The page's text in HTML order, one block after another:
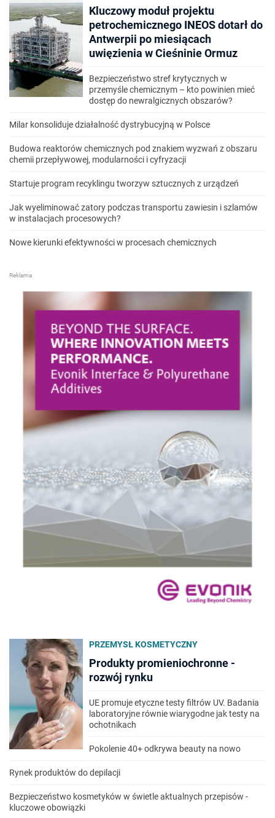
Kluczowy moduł projektu
petrochemicznego INEOS dotarł do
Antwerpii po miesiącach
uwięzienia w Cieśninie Ormuz
Bezpieczeństwo stref krytycznych w
przemyśle chemicznym – kto powinien mieć
dostęp do newralgicznych obszarów?
Milar konsoliduje działalność dystrybucyjną w Polsce
Budowa reaktorów chemicznych pod znakiem wyzwań z obszaru
chemii przepływowej, modularności i cyfryzacji
Startuje program recyklingu tworzyw sztucznych z urządzeń
Jak wyeliminować zatory podczas transportu zawiesin i szlamów
w instalacjach procesowych?
Nowe kierunki efektywności w procesach chemicznych
PRZEMYSŁ KOSMETYCZNY
Produkty promieniochronne -
rozwój rynku
UE promuje etyczne testy filtrów UV. Badania
laboratoryjne równie wiarygodne jak testy na
ochotnikach
Pokolenie 40+ odkrywa beauty na nowo
Rynek produktów do depilacji
Bezpieczeństwo kosmetyków w świetle aktualnych przepisów -
kluczowe obowiązki